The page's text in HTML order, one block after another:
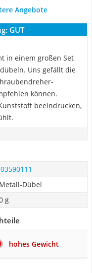
Angebote
GUT
in einem großen Set
Uns gefällt die
können.
beeindrucken,
Dübel
g
hohes Gewicht